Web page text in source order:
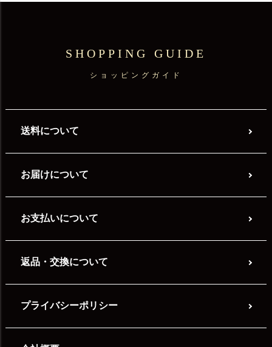
SHOPPING GUIDE
ショッピングガイド
送料について
お届けについて
お支払いについて
返品・交換について
プライバシーポリシー